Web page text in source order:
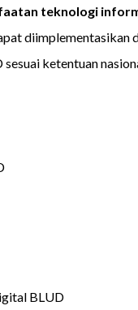
teknologi
diimplementasikan
sesuai ketentuan
BLUD